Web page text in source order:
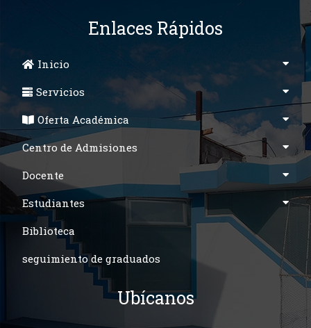
Enlaces Rápidos
Inicio
Servicios
Oferta Académica
Centro de Admisiones
Docente
Estudiantes
Biblioteca
seguimiento de graduados
Ubícanos